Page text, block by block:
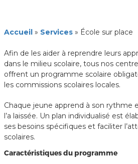
Accueil» Services» École sur place
Afin de les aider à reprendre leurs
dans le milieu scolaire, tous nos
offrent un programme scolaire
les commissions scolaires locales.
Chaque jeune apprend à son rythme
l’a laissée. Un plan individualisé est
ses besoins spécifiques et faciliter
scolaires.
Caractéristiques du programme